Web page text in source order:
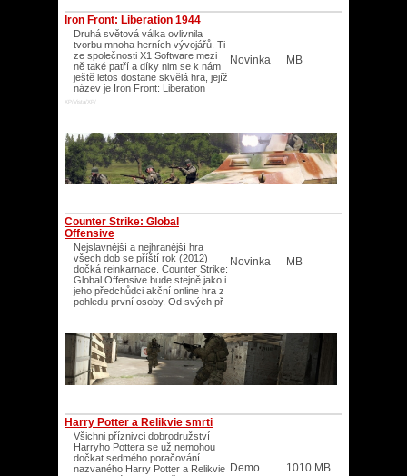
Iron Front: Liberation 1944
Druhá světová válka ovlivnila
tvorbu mnoha herních vývojářů. Ti
ze společnosti X1 Software mezi
ně také patří a díky nim se k nám
ještě letos dostane skvělá hra, jejíž
název je Iron Front: Liberation
XP/Vista/XP/
Novinka MB
Counter Strike: Global
Offensive
Nejslavnější a nejhranější hra
všech dob se příští rok (2012)
dočká reinkarnace. Counter Strike:
Global Offensive bude stejně jako i
jeho předchůdci akční online hra z
pohledu první osoby. Od svých př
Novinka MB
Harry Potter a Relikvie smrti
Všichni příznivci dobrodružství
Harryho Pottera se už nemohou
dočkat sedmého poračování
nazvaného Harry Potter a Relikvie Demo 1010 MB